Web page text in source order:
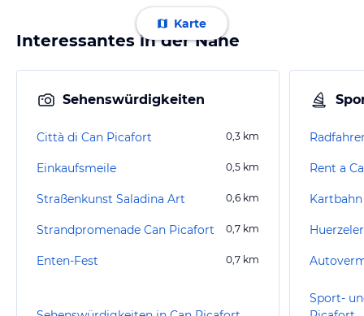
Karte
Interessantes in der Nähe
Sehenswürdigkeiten
Città di Can Picafort 0,3 km
Einkaufsmeile 0,5 km
Straßenkunst Saladina Art 0,6 km
Strandpromenade Can Picafort 0,7 km
Enten-Fest 0,7 km
Rent a
Kartbahn
Sport-